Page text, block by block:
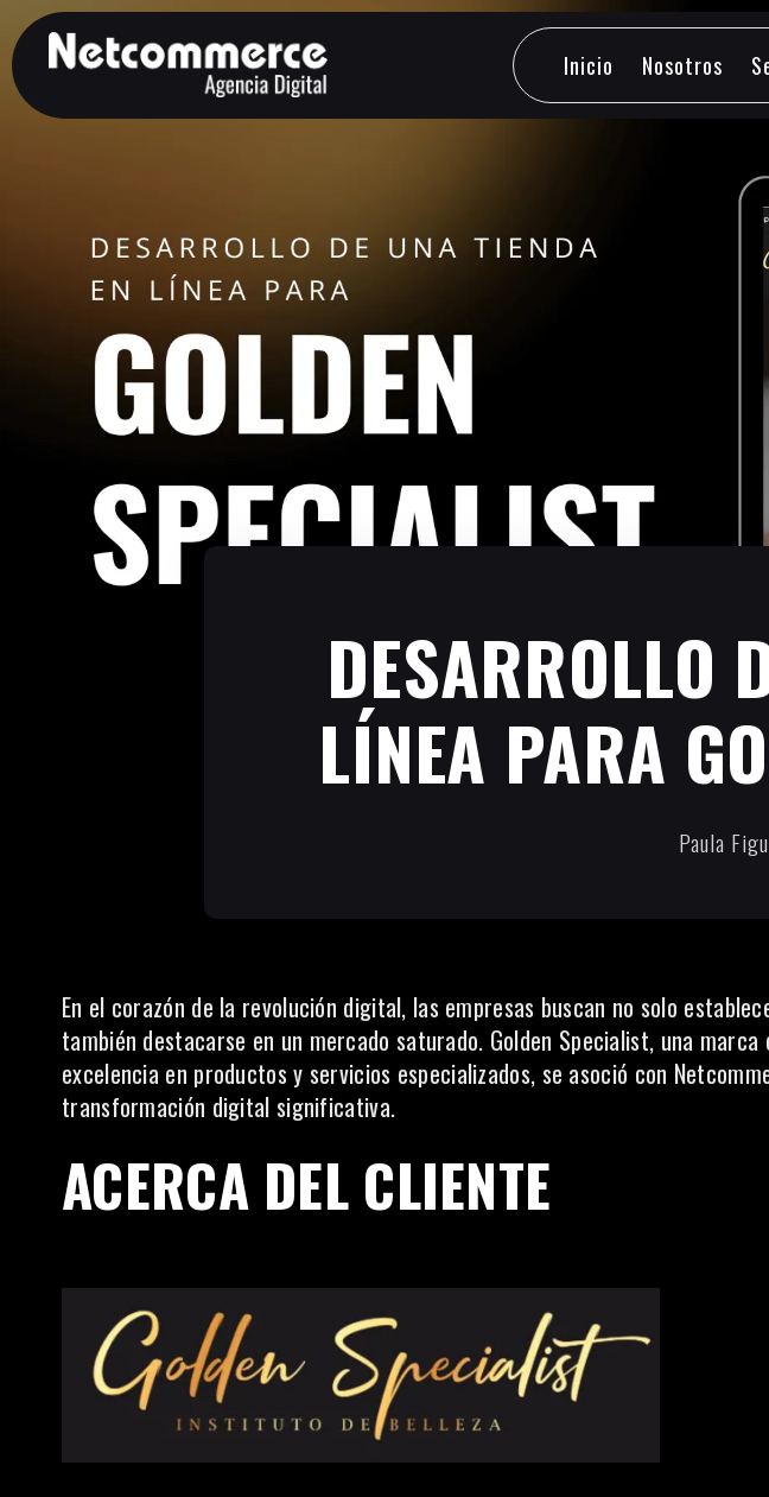
Inicio
Nosotros
DESARROLLO
LÍNEA PARA
Paula
En el corazón de la revolución digital, las empresas buscan no solo
también destacarse en un mercado saturado. Golden Specialist, una
excelencia en productos y servicios especializados, se asoció con
transformación digital significativa.
ACERCA DEL CLIENTE